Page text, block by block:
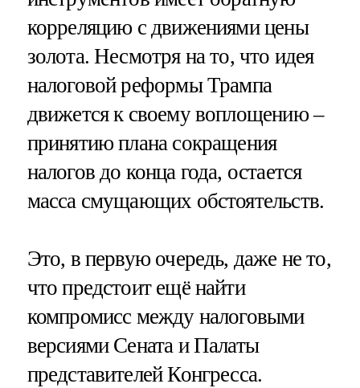
корреляцию с движениями цены
золота. Несмотря на то, что идея
налоговой реформы Трампа
движется к своему воплощению –
принятию плана сокращения
налогов до конца года, остается
масса смущающих обстоятельств.
Это, в первую очередь, даже не то,
что предстоит ещё найти
компромисс между налоговыми
версиями Сената и Палаты
представителей Конгресса.